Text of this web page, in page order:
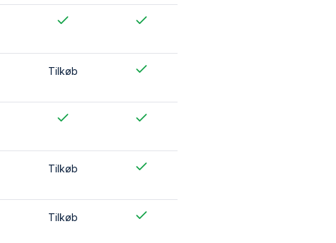
Tilkøb
Tilkøb
Tilkøb